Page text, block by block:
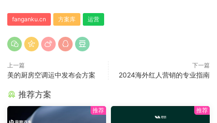
fanganku.cn 方案库 运营
上一篇
美的厨房空调运中发布会方案
下一篇
2024海外红人营销的专业指南
推荐方案